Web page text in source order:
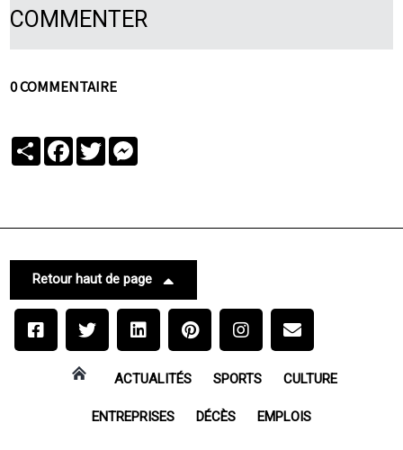
COMMENTER
0 COMMENTAIRE
PartagerFacebook
Twitter
Retour haut de page
ACTUALITÉS SPORTS CULTURE
ENTREPRISES DÉCÈS EMPLOIS